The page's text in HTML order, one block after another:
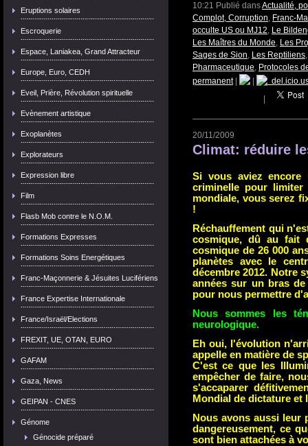
Eruptions solaires
Escroquerie
Espace, Laniakea, Grand Attracteur
Europe, Euro, CEDH
Eveil, Prière, Révolution spirituelle
Evènement artistique
Exoplanètes
Explorateurs
Expression libre
Film
Flasb Mob contre le N.O.M.
Formations Expresses
Formations Soins Energétiques
Franc-Maçonnerie & Jésuites Lucifériens
France Expertise Internationale
France/Israël/Elections
FREXIT, UE, OTAN, EURO
GAFAM
Gaza, News
GEIPAN - CNES
Génome
Génocide préparé
10:21 Publié dansActualité,
Complot, Corruption, Franc-
occulte US ou MJ12, Le
Les Maîtres du Monde, Les
Sages de Sion, Les Reptiliens
Pharmaceutique, Protocoles
permanent|
20/11/2009
Climat: réduire
Si vous aviez encore
criminelle pour limiter
mondiale, vous serez
!
Réchauffement qui
cosmique, dû au fait
cosmique de 26 000
planètes avec le
décembre 2012. Notre
années sur un bras
pour nous permettre
Nous sommes les
neurologique.
Eh oui, l'évolution
appelle en matière de
C'est ce que les
empêcher de faire,
s'accaparer
Mondial de dictature et
Nous avons aussi leur
dangereusement, ce
sont bien attachées à